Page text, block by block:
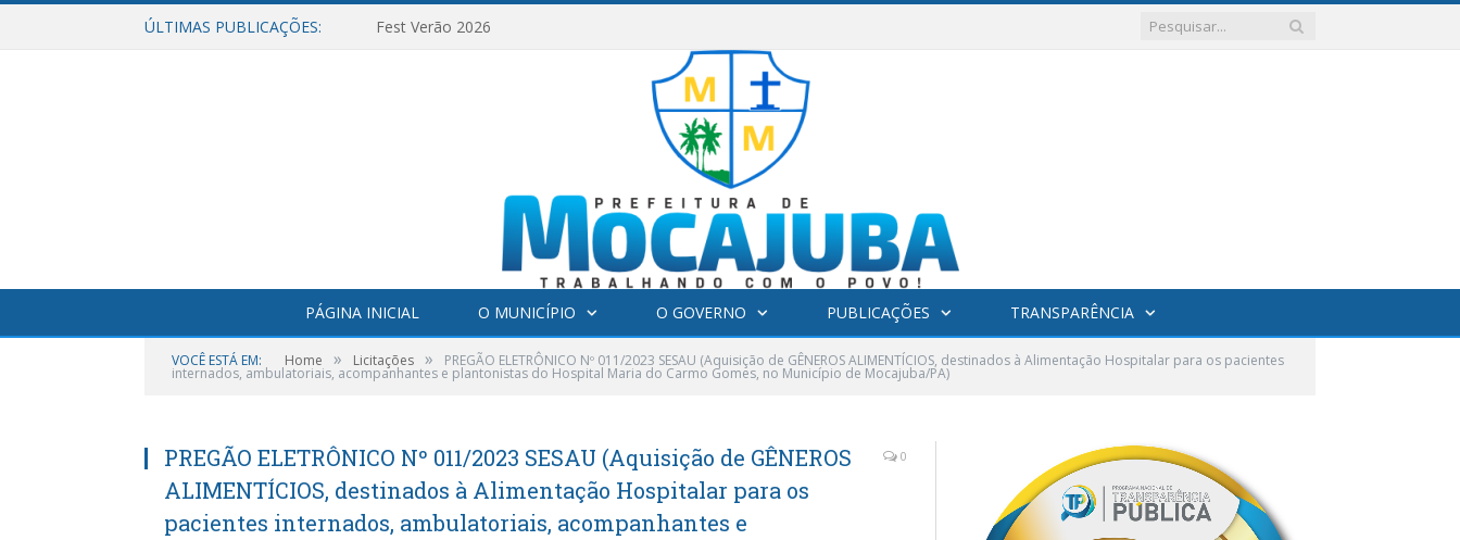
ÚLTIMAS PUBLICAÇÕES: Fest Verão 2026
PÁGINA INICIAL O MUNICÍPIO O GOVERNO PUBLICAÇÕES TRANSPARÊNCIA
VOCÊ ESTÁ EM: Home » Licitações » PREGÃO ELETRÔNICO Nº 011/2023 SESAU (Aquisição de GÊNEROS ALIMENTÍCIOS, destinados à Alimentação Hospitalar para os pacientes
internados, ambulatoriais, acompanhantes e plantonistas do Hospital Maria do Carmo Gomes, no Município de Mocajuba/PA)
PREGÃO ELETRÔNICO Nº 011/2023 SESAU (Aquisição de GÊNEROS
ALIMENTÍCIOS, destinados à Alimentação Hospitalar para os
pacientes internados, ambulatoriais, acompanhantes e
0